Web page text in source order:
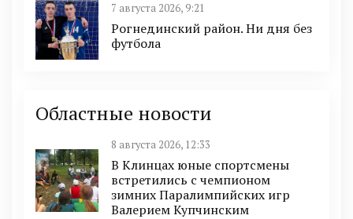
7 августа 2026, 9:21
Рогнединский район. Ни дня без
футбола
Областные новости
8 августа 2026, 12:33
В Клинцах юные спортсмены
встретились с чемпионом
зимних Паралимпийских игр
Валерием Купчинским